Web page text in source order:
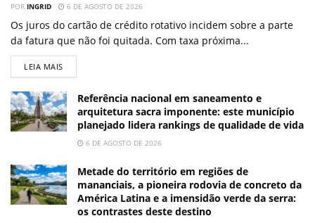
POR INGRID 6 DE AGOSTO DE 2026
Os juros do cartão de crédito rotativo incidem sobre a parte
da fatura que não foi quitada. Com taxa próxima...
LEIA MAIS
Referência nacional em saneamento e
arquitetura sacra imponente: este município
planejado lidera rankings de qualidade de vida
6 DE AGOSTO DE 2026
Metade do território em regiões de
mananciais, a pioneira rodovia de concreto da
América Latina e a imensidão verde da serra:
os contrastes deste destino